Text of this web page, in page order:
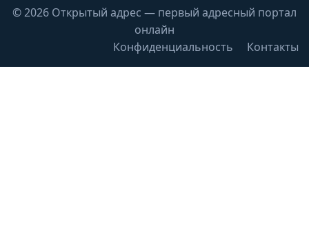
© 2026 Открытый адрес — первый адресный портал
онлайн
Конфиденциальность
Контакты